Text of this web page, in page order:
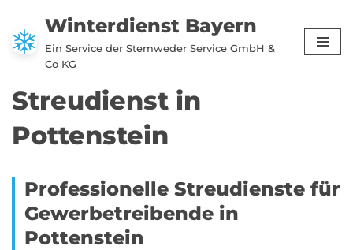
Zum
Inhalt
Winterdienst Bayern
Ein Service der Stemweder Service GmbH &
Co KG
Streudienst in
Pottenstein
Professionelle Streudienste für
Gewerbetreibende in
Pottenstein